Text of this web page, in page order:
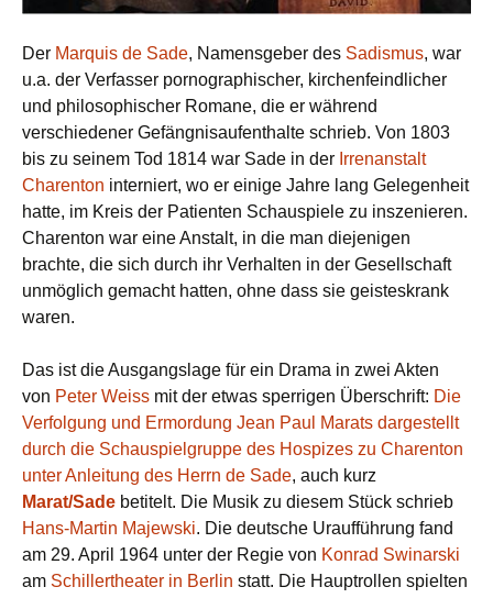
Der Marquis de Sade, Namensgeber des Sadismus, war
u.a. der Verfasser pornographischer, kirchenfeindlicher
und philosophischer Romane, die er während
verschiedener Gefängnisaufenthalte schrieb. Von 1803
bis zu seinem Tod 1814 war Sade in der Irrenanstalt
Charenton interniert, wo er einige Jahre lang Gelegenheit
hatte, im Kreis der Patienten Schauspiele zu inszenieren.
Charenton war eine Anstalt, in die man diejenigen
brachte, die sich durch ihr Verhalten in der Gesellschaft
unmöglich gemacht hatten, ohne dass sie geisteskrank
waren.
Das ist die Ausgangslage für ein Drama in zwei Akten
von Peter Weiss mit der etwas sperrigen Überschrift: Die
Verfolgung und Ermordung Jean Paul Marats dargestellt
durch die Schauspielgruppe des Hospizes zu Charenton
unter Anleitung des Herrn de Sade, auch kurz
Marat/Sade betitelt. Die Musik zu diesem Stück schrieb
Hans-Martin Majewski. Die deutsche Uraufführung fand
am 29. April 1964 unter der Regie von Konrad Swinarski
am Schillertheater in Berlin statt. Die Hauptrollen spielten